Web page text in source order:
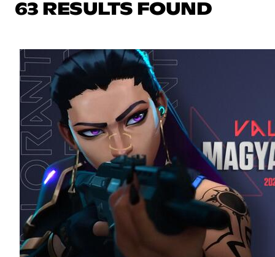
63 RESULTS FOUND